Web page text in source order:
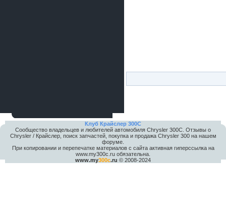
Клуб Крайслер 300C
Сообщество владельцев и любителей автомобиля Chrysler 300С. Отзывы о
Chrysler / Крайслер, поиск запчастей, покупка и продажа Chrysler 300 на нашем
форуме.
При копировании и перепечатке материалов с сайта активная гиперссылка на
www.my300c.ru обязательна.
www.my300c.ru © 2008-2024